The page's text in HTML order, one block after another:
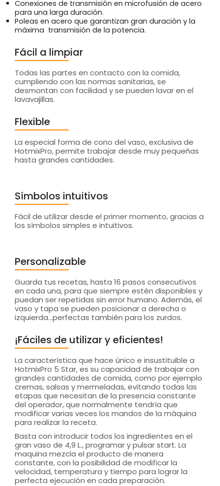
Conexiones de transmisión en microfusión de acero
para una larga duración.
Poleas en acero que garantizan gran duración y la
máxima transmisión de la potencia.
Fácil a limpiar
Todas las partes en contacto con la comida,
cumpliendo con las normas sanitarias, se
desmontan con facilidad y se pueden lavar en el
lavavajillas.
Flexible
La especial forma de cono del vaso, exclusiva de
HotmixPro, permite trabajar desde muy pequeñas
hasta grandes cantidades.
Símbolos intuitivos
Fácil de utilizar desde el primer momento, gracias a
los símbolos simples e intuitivos.
Personalizable
Guarda tus recetas, hasta 16 pasos consecutivos
en cada una, para que siempre estén disponibles y
puedan ser repetidas sin error humano. Además, el
vaso y tapa se pueden posicionar a derecha o
izquierda...perfectas también para los zurdos.
¡Fáciles de utilizar y eficientes!
La característica que hace único e insustituible a
HotmixPro 5 Star, es su capacidad de trabajar con
grandes cantidades de comida, como por ejemplo
cremas, salsas y mermeladas, evitando todas las
etapas que necesitan de la presencia constante
del operador, que normalmente tendría que
modificar varias veces los mandos de la máquina
para realizar la receta.
Basta con introducir todos los ingredientes en el
gran vaso de 4,9 L., programar y pulsar start. La
maquina mezcla el producto de manera
constante, con la posibilidad de modificar la
velocidad, temperatura y tiempo para lograr la
perfecta ejecución en cada preparación.